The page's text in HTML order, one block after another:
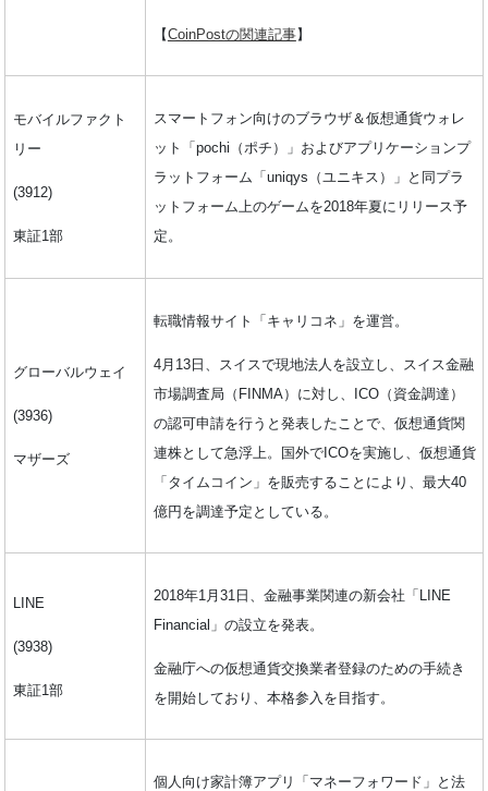
【CoinPostの関連記事】
モバイルファクト
リー
(3912)
東証1部
スマートフォン向けのブラウザ＆仮想通貨ウォレ
ット「pochi（ポチ）」およびアプリケーションプ
ラットフォーム「uniqys（ユニキス）」と同プラ
ットフォーム上のゲームを2018年夏にリリース予
定。
グローバルウェイ
(3936)
マザーズ
転職情報サイト「キャリコネ」を運営。
4月13日、スイスで現地法人を設立し、スイス金融
市場調査局（FINMA）に対し、ICO（資金調達）
の認可申請を行うと発表したことで、仮想通貨関
連株として急浮上。国外でICOを実施し、仮想通貨
「タイムコイン」を販売することにより、最大40
億円を調達予定としている。
LINE
(3938)
東証1部
2018年1月31日、金融事業関連の新会社「LINE
Financial」の設立を発表。
金融庁への仮想通貨交換業者登録のための手続き
を開始しており、本格参入を目指す。
個人向け家計簿アプリ「マネーフォワード」と法